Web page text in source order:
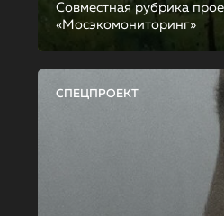
Совместная рубрика
«Мосэкомониторинг»
СПЕЦПРОЕКТ